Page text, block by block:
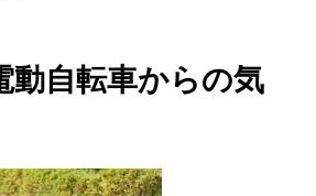
動自転車からの気